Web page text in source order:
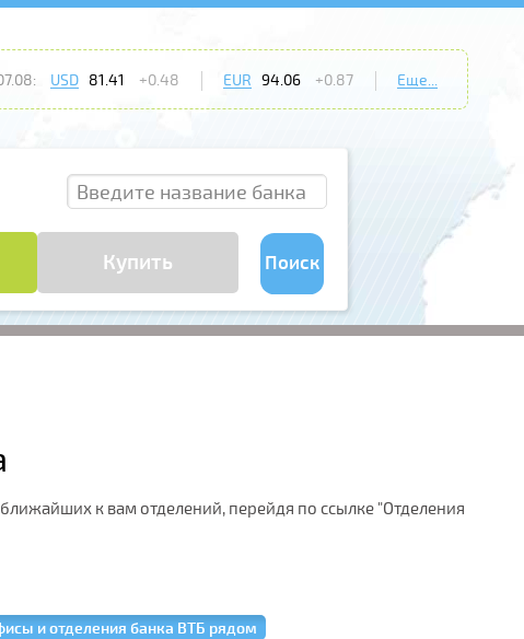
USD 81.41 +0.48 EUR 94.06 +0.87 Еще...
Купить Поиск
к вам отделений, перейдя по ссылке "Отделения
и отделения банка ВТБ рядом